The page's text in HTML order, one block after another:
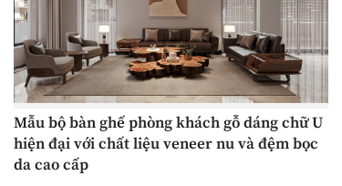
Mẫu bộ bàn ghế phòng khách gỗ dáng chữ U
hiện đại với chất liệu veneer nu và đệm bọc
da cao cấp